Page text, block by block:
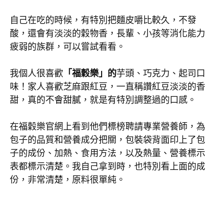
自己在吃的時候，有特別把麵皮嚼比較久，不發
酸，還會有淡淡的穀物香，長輩、小孩等消化能力
疲弱的族群，可以嘗試看看。
我個人很喜歡 「福穀樂」的芋頭、巧克力、起司口
味！家人喜歡芝麻跟紅豆，一直稱讚紅豆淡淡的香
甜，真的不會甜膩，就是有特別調整過的口感。
在福穀樂官網上看到他們標榜聘請專業營養師，為
包子的品質和營養成分把關，包裝袋背面印上了包
子的成份、加熱、食用方法，以及熱量、營養標示
表都標示清楚。我自己拿到時，也特別看上面的成
份，非常清楚，原料很單純。